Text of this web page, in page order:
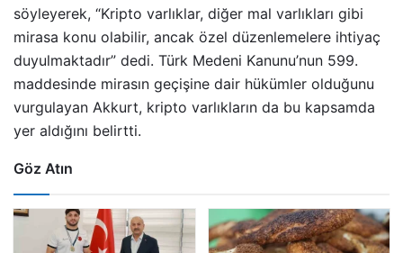
söyleyerek, “Kripto varlıklar, diğer mal varlıkları gibi
mirasa konu olabilir, ancak özel düzenlemelere ihtiyaç
duyulmaktadır” dedi. Türk Medeni Kanunu’nun 599.
maddesinde mirasın geçişine dair hükümler olduğunu
vurgulayan Akkurt, kripto varlıkların da bu kapsamda
yer aldığını belirtti.
Göz Atın